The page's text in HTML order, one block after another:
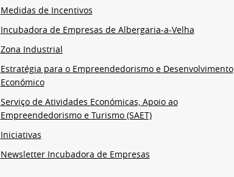
Medidas de Incentivos
Incubadora de Empresas de Albergaria-a-Velha
Zona Industrial
Estratégia para o Empreendedorismo e Desenvolvimento
Económico
Serviço de Atividades Económicas, Apoio ao
Empreendedorismo e Turismo (SAET)
Iniciativas
Newsletter Incubadora de Empresas